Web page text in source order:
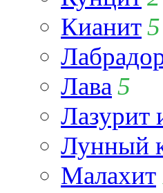
Кианит5
Лава 5
Лазурит
Лунный
Малахит